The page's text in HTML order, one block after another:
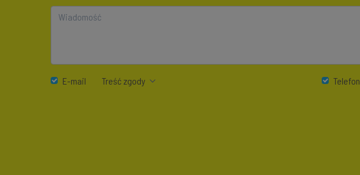
E-mail Treść zgody Telefon